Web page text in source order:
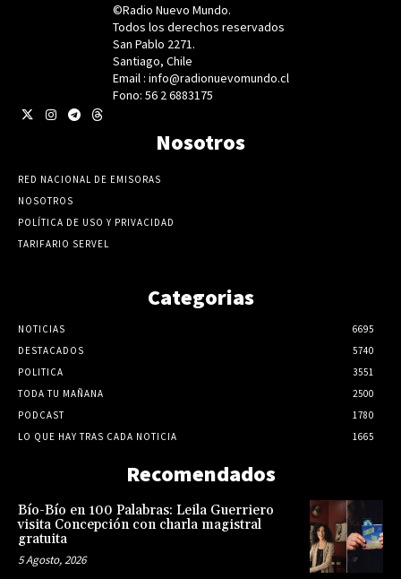
©Radio Nuevo Mundo.
Todos los derechos reservados
San Pablo 2271.
Santiago, Chile
Email : info@radionuevomundo.cl
Fono: 56 2 6883175
Nosotros
RED NACIONAL DE EMISORAS
NOSOTROS
POLÍTICA DE USO Y PRIVACIDAD
TARIFARIO SERVEL
Categorias
NOTICIAS
6695
DESTACADOS
5740
POLITICA
3551
TODA TU MAÑANA
2500
PODCAST
1780
LO QUE HAY TRAS CADA NOTICIA
1665
Recomendados
Bío-Bío en 100 Palabras: Leila Guerriero
visita Concepción con charla magistral
gratuita
5 Agosto, 2026